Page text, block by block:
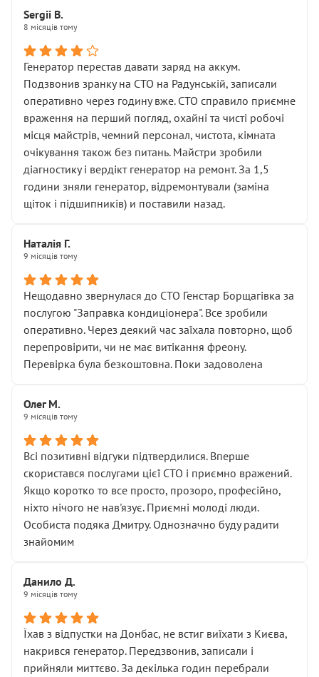
Sergii B.
8 місяців тому
Генератор перестав давати заряд на аккум.
Подзвонив зранку на СТО на Радунській, записали
оперативно через годину вже. СТО справило приємне
враження на перший погляд, охайні та чисті робочі
місця майстрів, чемний персонал, чистота, кімната
очікування також без питань. Майстри зробили
діагностику і вердікт генератор на ремонт. За 1,5
години зняли генератор, відремонтували (заміна
щіток і підшипників) и поставили назад.
Наталія Г.
9 місяців тому
Нещодавно звернулася до СТО Генстар Борщагівка за
послугою "Заправка кондиціонера". Все зробили
оперативно. Через деякий час заїхала повторно, щоб
перепровірити, чи не має витікання фреону.
Перевірка була безкоштовна. Поки задоволена
Олег М.
9 місяців тому
Всі позитивні відгуки підтвердилися. Вперше
скористався послугами цієї СТО і приємно вражений.
Якщо коротко то все просто, прозоро, професійно,
ніхто нічого не нав'язує. Приємні молоді люди.
Особиста подяка Дмитру. Однозначно буду радити
знайомим
Данило Д.
9 місяців тому
Їхав з відпустки на Донбас, не встиг виїхати з Києва,
накрився генератор. Передзвонив, записали і
прийняли миттєво. За декілька годин перебрали